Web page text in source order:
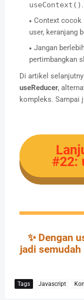
useContext() .
Context cocok
user, keranjang
Jangan
pertimbangkan
Di artikel
useReducer,
kompleks. Sampai
#22:
✨ Dengan
jadi
Tags Javascript